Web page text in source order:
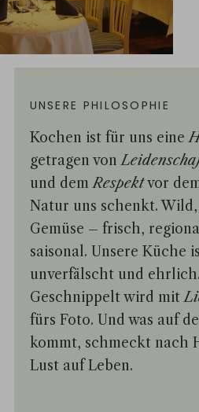
UNSERE PHILOSOPHIE
Kochen ist für uns eine
getragen von
und demRespektvor
Natur uns schenkt.
Gemüse – frisch,
saisonal. Unsere Küche
unverfälscht und ehrlich.
Geschnippelt wird mit
fürs Foto. Und was auf
kommt, schmeckt nach
Lust auf Leben.